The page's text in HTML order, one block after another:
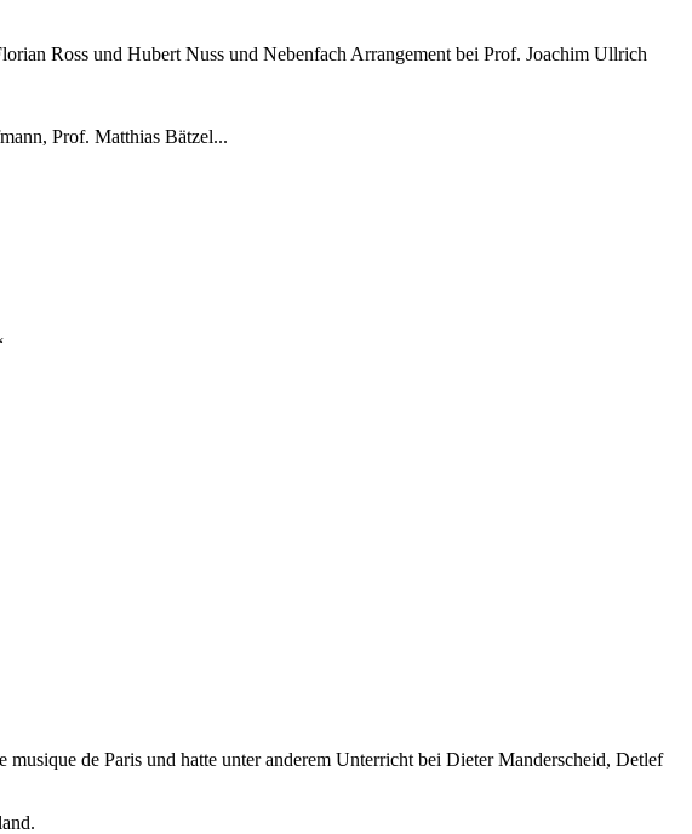
Ross und Hubert Nuss und Nebenfach Arrangement bei Prof. Joachim Ullrich
Prof. Matthias Bätzel...
de Paris und hatte unter anderem Unterricht bei Dieter Manderscheid, Detlef